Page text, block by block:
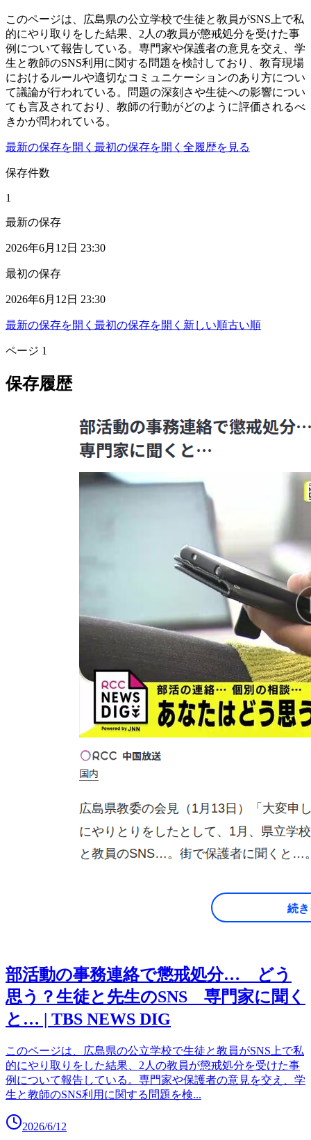
このページは、広島県の公立学校で生徒と教員がSNS上で私
的にやり取りをした結果、2人の教員が懲戒処分を受けた事
例について報告している。専門家や保護者の意見を交え、学
生と教師のSNS利用に関する問題を検討しており、教育現場
におけるルールや適切なコミュニケーションのあり方につい
て議論が行われている。問題の深刻さや生徒への影響につい
ても言及されており、教師の行動がどのように評価されるべ
きかが問われている。
最新の保存を開く 最初の保存を開く 全履歴を見る
保存件数
1
最新の保存
2026年6月12日 23:30
最初の保存
2026年6月12日 23:30
最新の保存を開く 最初の保存を開く 新しい順古い順
ページ 1
保存履歴
部活動の事務連絡で懲戒処分… どう
思う？生徒と先生のSNS 専門家に聞く
と… | TBS NEWS DIG
このページは、広島県の公立学校で生徒と教員がSNS上で私
的にやり取りをした結果、2人の教員が懲戒処分を受けた事
例について報告している。専門家や保護者の意見を交え、学
生と教師のSNS利用に関する問題を検...
2026/6/12